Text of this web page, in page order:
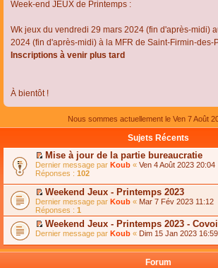
Week-end JEUX de Printemps :
Wk jeux du vendredi 29 mars 2024 (fin d'après-midi)
2024 (fin d'après-midi) à la MFR de Saint-Firmin-des-
Inscriptions à venir plus tard
À bientôt !
Nous sommes actuellement le Ven 7 Août
Sujets Récents
C
o
n
s
u
l
t
e
r
l
e
Mise à jour de la partie bureaucratie
Dernier message par Koub « Ven 4 Août 2023 20:04
Réponses : 102
C
o
n
s
u
t
Weekend Jeux - Printemps 2023
Dernier message par Koub « Mar 7 Fév 2023 11:12
Réponses : 1
C
n
Weekend Jeux - Printemps 2023 -
Dernier message par Koub « Dim 15 Jan 2023 16:59
Forum